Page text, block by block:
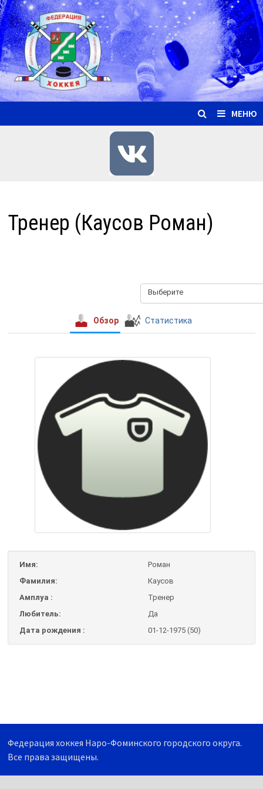
Перейти
к
содержимому
МЕНЮ
Тренер (Каусов Роман)
Выберите
Обзор Статистика
Имя:
Роман
Фамилия:
Каусов
Амплуа :
Тренер
Любитель:
Да
Дата рождения :
01-12-1975 (50)
Федерация хоккея Наро-Фоминского городского округа.
Все права защищены.